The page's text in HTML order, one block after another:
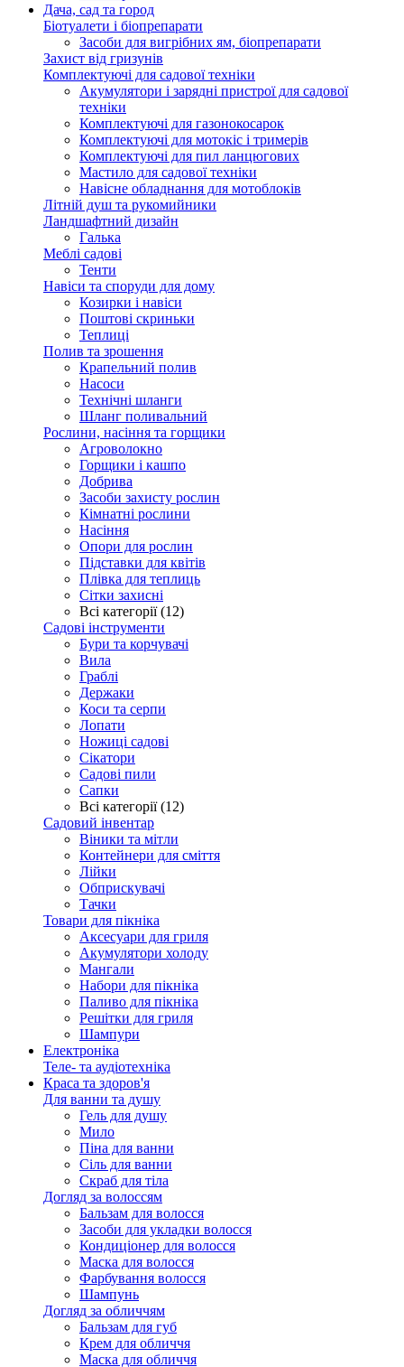
Дача, сад та город
Біотуалети і біопрепарати
Засоби для вигрібних ям, біопрепарати
Захист від гризунів
Комплектуючі для садової техніки
Акумулятори і зарядні пристрої для садової
техніки
Комплектуючі для газонокосарок
Комплектуючі для мотокіс і тримерів
Комплектуючі для пил ланцюгових
Мастило для садової техніки
Навісне обладнання для мотоблоків
Літній душ та рукомийники
Ландшафтний дизайн
Галька
Меблі садові
Тенти
Навіси та споруди для дому
Козирки і навіси
Поштові скриньки
Теплиці
Полив та зрошення
Крапельний полив
Насоси
Технічні шланги
Шланг поливальний
Рослини, насіння та горщики
Агроволокно
Горщики і кашпо
Добрива
Засоби захисту рослин
Кімнатні рослини
Насіння
Опори для рослин
Підставки для квітів
Плівка для теплиць
Сітки захисні
Всі категорії (12)
Садові інструменти
Бури та корчувачі
Вила
Граблі
Держаки
Коси та серпи
Лопати
Ножиці садові
Сікатори
Садові пили
Сапки
Всі категорії (12)
Садовий інвентар
Віники та мітли
Контейнери для сміття
Лійки
Обприскувачі
Тачки
Товари для пікніка
Аксесуари для гриля
Акумулятори холоду
Мангали
Набори для пікніка
Паливо для пікніка
Решітки для гриля
Шампури
Електроніка
Теле- та аудіотехніка
Краса та здоров'я
Для ванни та душу
Гель для душу
Мило
Піна для ванни
Сіль для ванни
Скраб для тіла
Догляд за волоссям
Бальзам для волосся
Засоби для укладки волосся
Кондиціонер для волосся
Маска для волосся
Фарбування волосся
Шампунь
Догляд за обличчям
Бальзам для губ
Крем для обличчя
Маска для обличчя